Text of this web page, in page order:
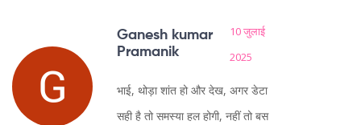
Ganesh kumar
Pramanik
10 जुलाई
2025
भाई, थोड़ा शांत हो और देख, अगर डेटा
सही है तो समस्या हल होगी, नहीं तो बस